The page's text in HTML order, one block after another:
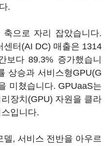
.
으로 자리 잡았습니다.
터(AI DC) 매출은 1314
보다 89.3% 증가했습니
상승과 서비스형GPU(G
미쳤습니다. GPUaaS는
장치(GPU) 자원을 클라
입니다.
, 서비스 전반을 아우르